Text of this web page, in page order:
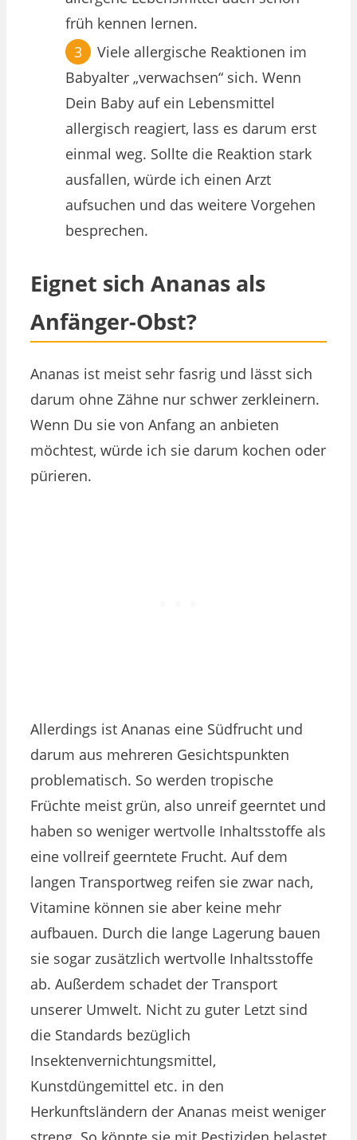
früh kennen lernen.
Viele allergische Reaktionen im
Babyalter „verwachsen“ sich. Wenn
Dein Baby auf ein Lebensmittel
allergisch reagiert, lass es darum erst
einmal weg. Sollte die Reaktion stark
ausfallen, würde ich einen Arzt
aufsuchen und das weitere Vorgehen
besprechen.
Eignet sich Ananas als
Anfänger-Obst?
Ananas ist meist sehr fasrig und lässt sich
darum ohne Zähne nur schwer zerkleinern.
Wenn Du sie von Anfang an anbieten
möchtest, würde ich sie darum kochen oder
pürieren.
Allerdings ist Ananas eine Südfrucht und
darum aus mehreren Gesichtspunkten
problematisch. So werden tropische
Früchte meist grün, also unreif geerntet und
haben so weniger wertvolle Inhaltsstoffe als
eine vollreif geerntete Frucht. Auf dem
langen Transportweg reifen sie zwar nach,
Vitamine können sie aber keine mehr
aufbauen. Durch die lange Lagerung bauen
sie sogar zusätzlich wertvolle Inhaltsstoffe
ab. Außerdem schadet der Transport
unserer Umwelt. Nicht zu guter Letzt sind
die Standards bezüglich
Insektenvernichtungsmittel,
Kunstdüngemittel etc. in den
Herkunftsländern der Ananas meist weniger